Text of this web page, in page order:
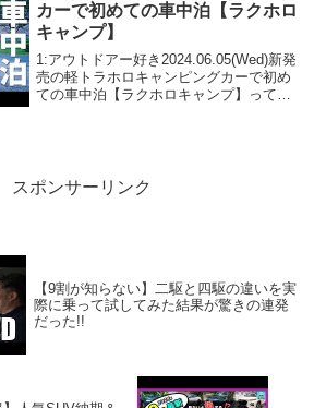
カーで初めての車中泊【ラクホロ
キャンプ】
1:アウトドアー好き2024.06.05(Wed)新発
売の軽トラホロキャンピングカーで初め
ての車中泊【ラクホロキャンプ】って人
スポンサーリンク
【9割が知らない】二駆と四駆の違いを実
際に乗って試してみた結果が驚きの連発
だった!!